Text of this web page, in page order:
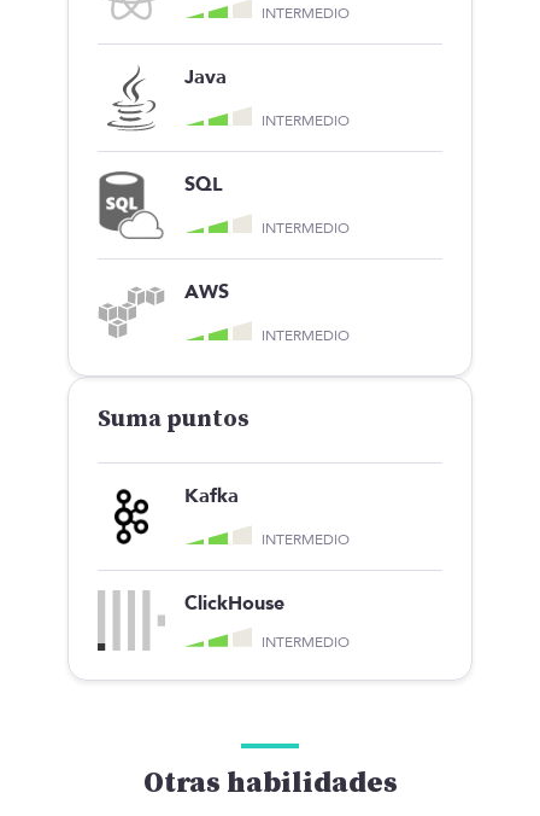
INTERMEDIO
Java
INTERMEDIO
SQL
INTERMEDIO
AWS
INTERMEDIO
Suma puntos
Kafka
INTERMEDIO
ClickHouse
INTERMEDIO
Otras habilidades